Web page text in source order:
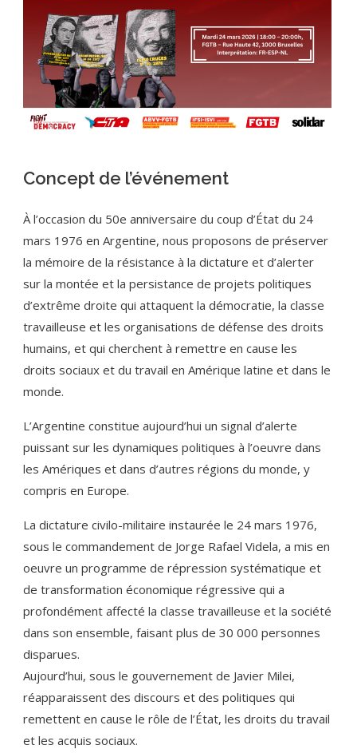
Concept de l’événement
À l’occasion du 50e anniversaire du coup d’État du 24
mars 1976 en Argentine, nous proposons de préserver
la mémoire de la résistance à la dictature et d’alerter
sur la montée et la persistance de projets politiques
d’extrême droite qui attaquent la démocratie, la classe
travailleuse et les organisations de défense des droits
humains, et qui cherchent à remettre en cause les
droits sociaux et du travail en Amérique latine et dans le
monde.
L’Argentine constitue aujourd’hui un signal d’alerte
puissant sur les dynamiques politiques à l’oeuvre dans
les Amériques et dans d’autres régions du monde, y
compris en Europe.
La dictature civilo-militaire instaurée le 24 mars 1976,
sous le commandement de Jorge Rafael Videla, a mis en
oeuvre un programme de répression systématique et
de transformation économique régressive qui a
profondément affecté la classe travailleuse et la société
dans son ensemble, faisant plus de 30 000 personnes
disparues.
Aujourd’hui, sous le gouvernement de Javier Milei,
réapparaissent des discours et des politiques qui
remettent en cause le rôle de l’État, les droits du travail
et les acquis sociaux.